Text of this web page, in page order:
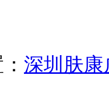
深圳肤